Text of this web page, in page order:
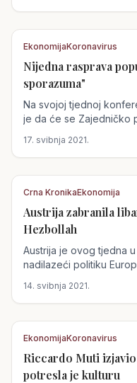
Austrija
EkonomijaKoronavirus
Nijedna rasprava
sporazuma"
Na svojoj tjednoj
je da će se Zajedničko povjerenstvo JCPOA ovog
17. svibnja 2021.
Austrija
Crna KronikaEkonomija
Austrija zabranila
Hezbollah
Austrija je ovog tjedna
nadilazeći politiku
14. svibnja 2021.
Austrija
EkonomijaKoronavirus
Riccardo Muti izjavio je: pandemijska
potresla je kulturu